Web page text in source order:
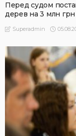
Перед судом
дерев на 3 млн грн
Superadmin